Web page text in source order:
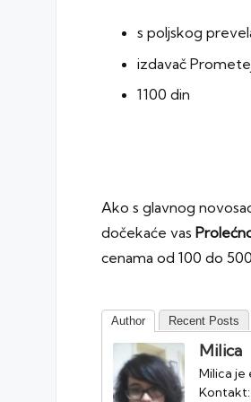
s poljskog
izdavač
1100 din
Ako s glavnog
dočekaće vas
cenama od 100 do
Author Recent Posts
Milica
Milica je